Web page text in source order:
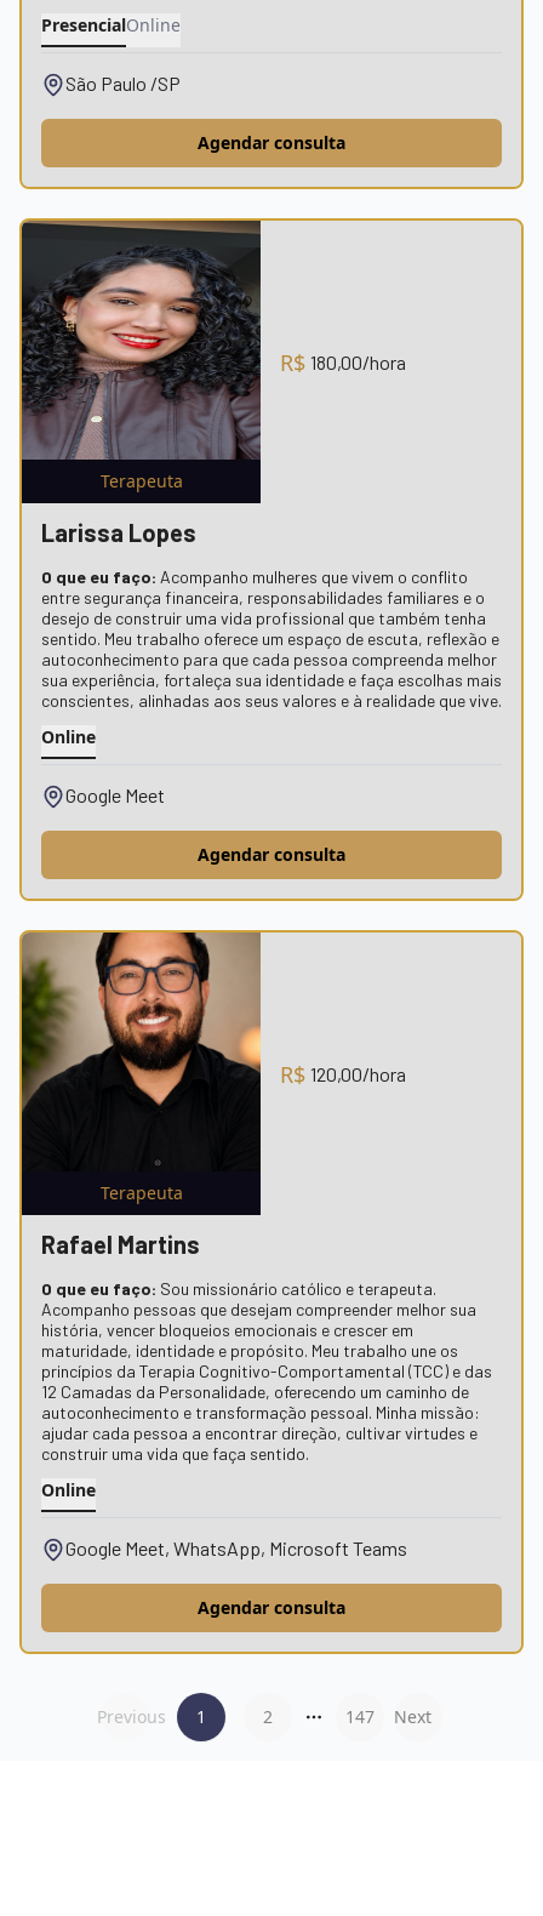
PresencialOnline
São Paulo /SP
Agendar consulta
Terapeuta
R$ 180,00/hora
Larissa Lopes
O que eu faço: Acompanho mulheres que vivem o conflito
entre segurança financeira, responsabilidades familiares e o
desejo de construir uma vida profissional que também tenha
sentido. Meu trabalho oferece um espaço de escuta, reflexão e
autoconhecimento para que cada pessoa compreenda melhor
sua experiência, fortaleça sua identidade e faça escolhas mais
conscientes, alinhadas aos seus valores e à realidade que vive.
Online
Google Meet
Agendar consulta
Terapeuta
R$ 120,00/hora
Rafael Martins
O que eu faço: Sou missionário católico e terapeuta.
Acompanho pessoas que desejam compreender melhor sua
história, vencer bloqueios emocionais e crescer em
maturidade, identidade e propósito. Meu trabalho une os
princípios da Terapia Cognitivo-Comportamental (TCC) e das
12 Camadas da Personalidade, oferecendo um caminho de
autoconhecimento e transformação pessoal. Minha missão:
ajudar cada pessoa a encontrar direção, cultivar virtudes e
construir uma vida que faça sentido.
Online
Google Meet, WhatsApp, Microsoft Teams
Agendar consulta
Previous 1 2 More pages
147 Next